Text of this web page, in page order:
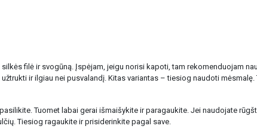
filė ir svogūną. Įspėjam, jeigu norisi kapoti, tam rekomenduojam
ir ilgiau nei pusvalandį. Kitas variantas – tiesiog naudoti
Tuomet labai gerai išmaišykite ir paragaukite. Jei naudojate
Tiesiog ragaukite ir prisiderinkite pagal save.